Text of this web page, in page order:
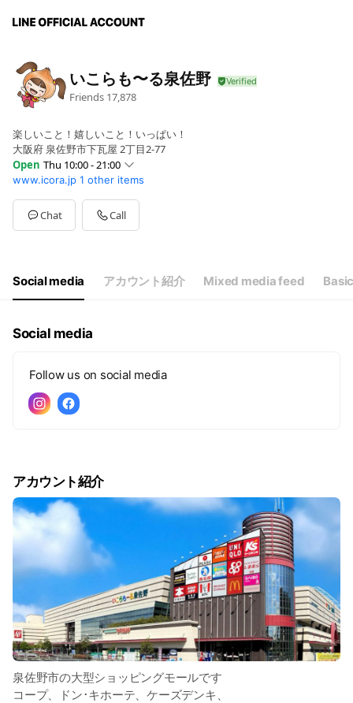
いこらも〜る泉佐野
Friends 17,878
楽しいこと！嬉しいこと！いっぱい！
大阪府 泉佐野市下瓦屋 2丁目2-77
Open Thu 10:00 - 21:00
Sun10:00 - 21:00
Mon10:00 - 21:00
Tue10:00 - 21:00
Wed10:00 - 21:00
10:00 - 21:00
※いこら生鮮まるしぇは9:30~ ※一部営業時間が異なります
www.icora.jp 1 other items
Chat Call
Social media アカウント紹介 Mixed media feed
Social media
Follow us on social media
アカウント紹介
泉佐野市の大型ショッピングモールです
コープ、ドン･キホーテ、ケーズデンキ、